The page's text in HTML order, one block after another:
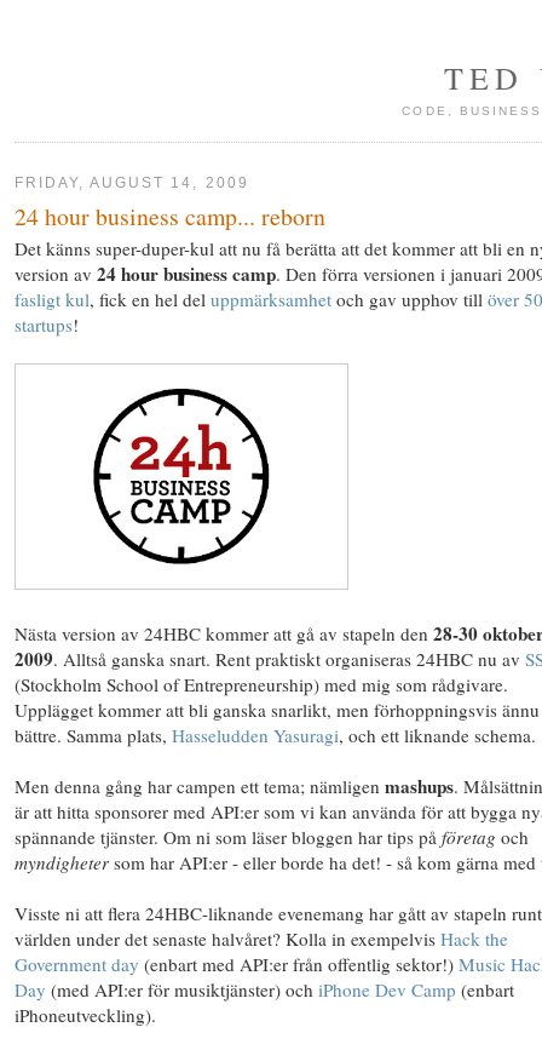
TED
CODE,
FRIDAY, AUGUST 14, 2009
24 hour business camp... reborn
Det känns super-duper-kul att nu få berätta att det kommer att bli en
version av 24 hour business camp. Den förra versionen i januari
fasligt kul, fick en hel del uppmärksamhet och gav upphov till över
startups!
Nästa version av 24HBC kommer att gå av stapeln den 28-30
2009. Alltså ganska snart. Rent praktiskt organiseras 24HBC nu av
(Stockholm School of Entrepreneurship) med mig som rådgivare.
Upplägget kommer att bli ganska snarlikt, men förhoppningsvis
bättre. Samma plats, Hasseludden Yasuragi, och ett liknande schema.
Men denna gång har campen ett tema; nämligen mashups.
är att hitta sponsorer med API:er som vi kan använda för att bygga
spännande tjänster. Om ni som läser bloggen har tips på företag och
myndighetersom har API:er - eller borde ha det! - så kom gärna med
Visste ni att flera 24HBC-liknande evenemang har gått av stapeln
världen under det senaste halvåret? Kolla in exempelvis Hack the
Government day (enbart med API:er från offentlig sektor!) Music
Day (med API:er för musiktjänster) och iPhone Dev Camp (enbart
iPhoneutveckling).